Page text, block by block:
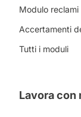
Modulo
Accertamenti
Tutti i moduli
Lavora con